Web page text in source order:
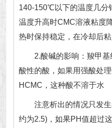
140-150℃以下的温度几分
温度升高时CMC溶液粘度
热时保持稳定，在冷却后
2.酸碱的影响：羧甲基
酸性的酸，如果用强酸处
HCMC，这种酸不溶于水
注意析出的情况只发生
约为2.5)，如果PH值超过